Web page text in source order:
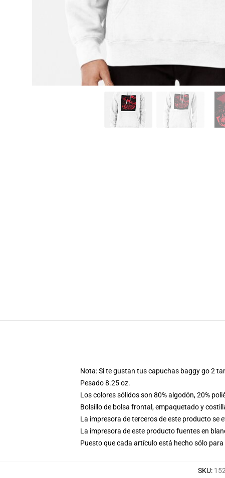
Nota: Si te gustan tus capuchas baggy go 2
Pesado 8.25 oz.
Los colores sólidos son 80% algodón, 20%
Bolsillo de bolsa frontal, empaquetado y
La impresora de terceros de este producto se
La impresora de este producto fuentes en
Puesto que cada artículo está hecho sólo
SKU: